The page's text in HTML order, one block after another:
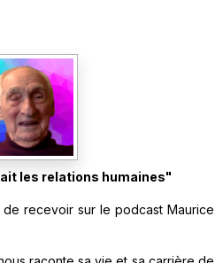
les relations humaines"
de recevoir sur le podcast Maurice